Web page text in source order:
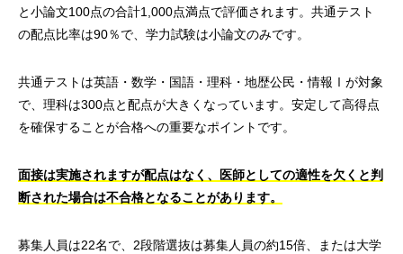
と小論文100点の合計1,000点満点で評価されます。共通テスト
の配点比率は90％で、学力試験は小論文のみです。
共通テストは英語・数学・国語・理科・地歴公民・情報Ⅰが対象
で、理科は300点と配点が大きくなっています。安定して高得点
を確保することが合格への重要なポイントです。
面接は実施されますが配点はなく、医師としての適性を欠くと判
断された場合は不合格となることがあります。
募集人員は22名で、2段階選抜は募集人員の約15倍、または大学